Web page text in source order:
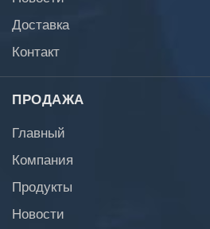
Доставка
Контакт
ПРОДАЖА
Главный
Компания
Продукты
Новости